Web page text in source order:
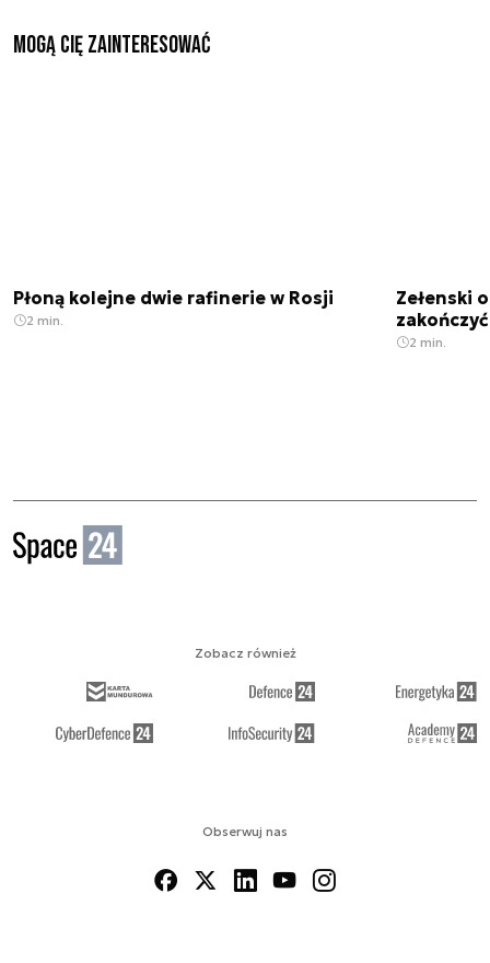
Mogą Cię zainteresować
Płoną kolejne dwie rafinerie w Rosji
2 min.
Zełenski
2 min.
Obserwuj nas
Zobacz również